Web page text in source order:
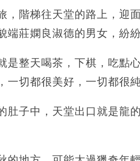
，階梯往天堂的路上，迎
端莊嫻良淑德的男女，紛
是整天喝茶，下棋，吃點
一切都很美好，一切都很
肚子中，天堂出口就是龍